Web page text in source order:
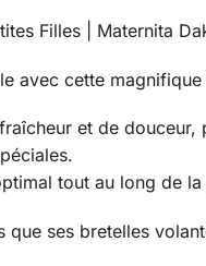
Filles | Maternita
avec cette
et de douceur,
tout au long de la
ses bretelles